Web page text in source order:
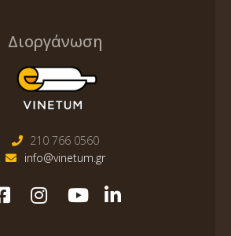
Διοργάνωση
210 766 0560
info@vinetum.gr